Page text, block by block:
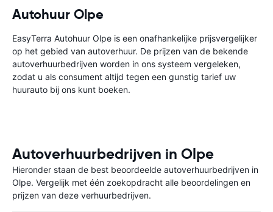
Autohuur Olpe
EasyTerra Autohuur Olpe is een onafhankelijke prijsvergelijker
op het gebied van autoverhuur. De prijzen van de bekende
autoverhuurbedrijven worden in ons systeem vergeleken,
zodat u als consument altijd tegen een gunstig tarief uw
huurauto bij ons kunt boeken.
Autoverhuurbedrijven in Olpe
Hieronder staan de best beoordeelde autoverhuurbedrijven in
Olpe. Vergelijk met één zoekopdracht alle beoordelingen en
prijzen van deze verhuurbedrijven.